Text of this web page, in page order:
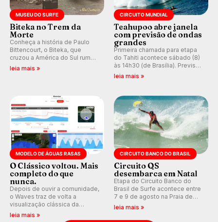
MUSEU DO SURFE
Biteka no Trem da
Morte
Conheça a história de Paulo
Bittencourt, o Biteka, que
cruzou a América do Sul rumo
ao Pacífico em uma jornada
leia mais »
CIRCUITO MUNDIAL
Teahupoo abre janela
com previsão de ondas
grandes
Primeira chamada para etapa
do Tahiti acontece sábado (8)
às 14h30 (de Brasília). Previsão
indica swell consistente.
Kelly Slater convidado.
leia mais »
MODELO DE ÁGUAS RASAS
O Clássico voltou. Mais
completo do que
nunca.
Depois de ouvir a comunidade,
o Waves traz de volta a
visualização clássica da
previsão de águas rasas,
agora integrada à nova
leia mais »
CIRCUITO BANCO DO BRASIL
Circuito QS
desembarca em Natal
Etapa do Circuito Banco do
Brasil de Surfe acontece entre
7 e 9 de agosto na Praia de
Miami (RN), em disputas
(QS) 4.000 e pela corrida por
leia mais »